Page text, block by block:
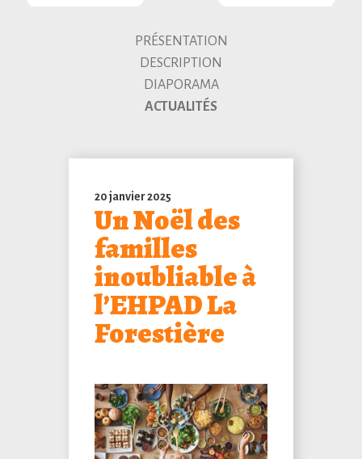
PRÉSENTATION
DESCRIPTION
DIAPORAMA
ACTUALITÉS
20 janvier 2025
Un Noël des
familles
inoubliable à
l’EHPAD La
Forestière